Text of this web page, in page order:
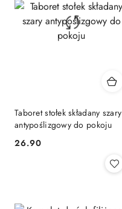
Taboret stołek składany szary
antypoślizgowy do pokoju
Cena:
26.90